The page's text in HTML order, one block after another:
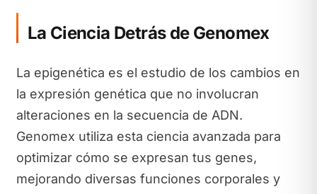
La Ciencia Detrás de Genomex
La epigenética es el estudio de los cambios en
la expresión genética que no involucran
alteraciones en la secuencia de ADN.
Genomex utiliza esta ciencia avanzada para
optimizar cómo se expresan tus genes,
mejorando diversas funciones corporales y